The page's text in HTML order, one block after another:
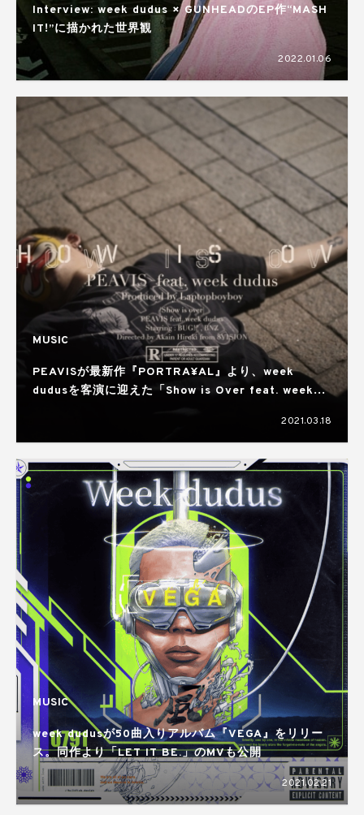
Interview: week dudus × GUNHEADのEP作“MASH
IT!”に描かれた世界観
2022.01.06
MUSIC
PEAVISが最新作『PORTRA¥AL』より、week
dudusを客演に迎えた「Show is Over feat. week
2021.03.18
MUSIC
week dudusが50曲入りアルバム『VEGA』をリリー
ス。同作より「LET IT BE.」のMVも公開
2021.02.21